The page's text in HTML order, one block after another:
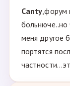
Canty,форум
больнюче..но
меня другое
портятся